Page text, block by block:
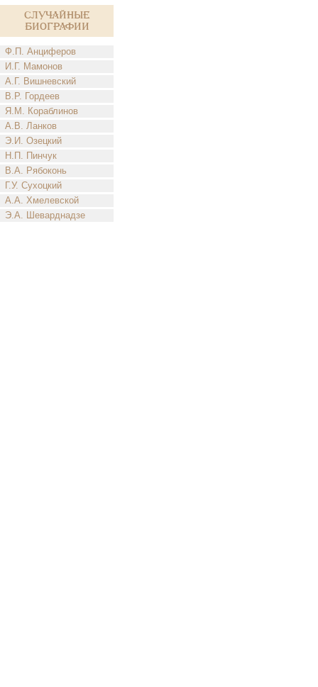
Случайные
биографии
Ф.П. Анциферов
И.Г. Мамонов
А.Г. Вишневский
В.Р. Гордеев
Я.М. Кораблинов
А.В. Ланков
Э.И. Озецкий
Н.П. Пинчук
В.А. Рябоконь
Г.У. Сухоцкий
А.А. Хмелевской
Э.А. Шеварднадзе